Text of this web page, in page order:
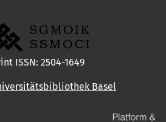
ISSN: 2504-1649
Basel